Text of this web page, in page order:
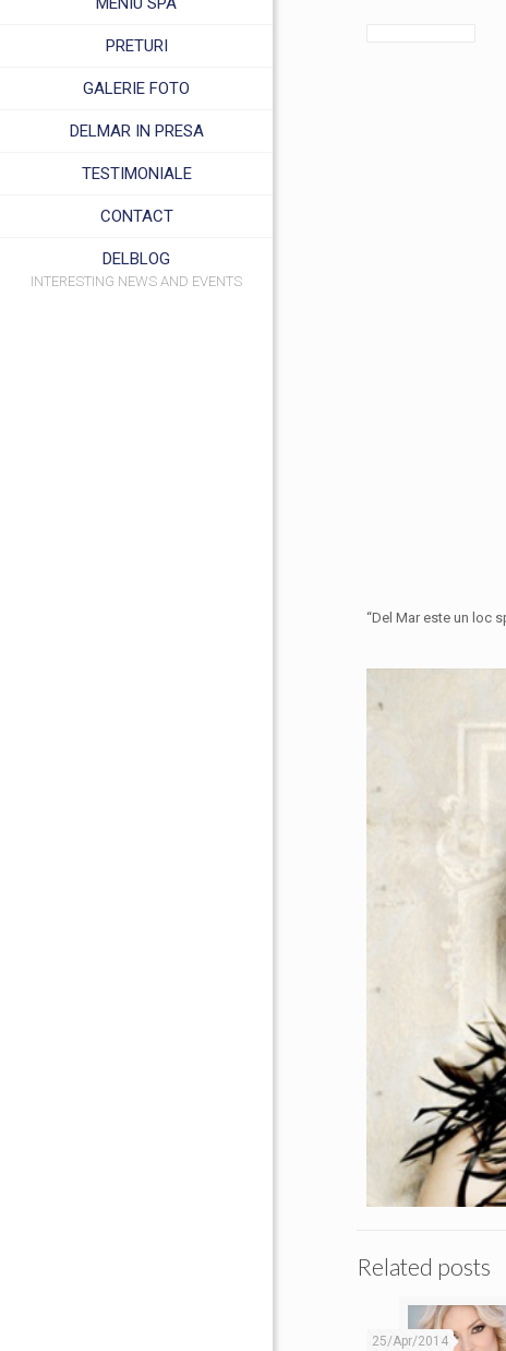
PRETURI
GALERIE FOTO
DELMAR IN PRESA
TESTIMONIALE
CONTACT
DELBLOG
INTERESTING NEWS AND EVENTS
“Del Mar este un loc
Related posts
25/Apr/2014